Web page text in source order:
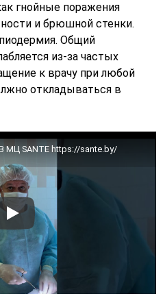
гнойные поражения
и брюшной стенки.
Общий
из-за частых
к врачу при любой
откладываться в
SANTE https://sante.by/